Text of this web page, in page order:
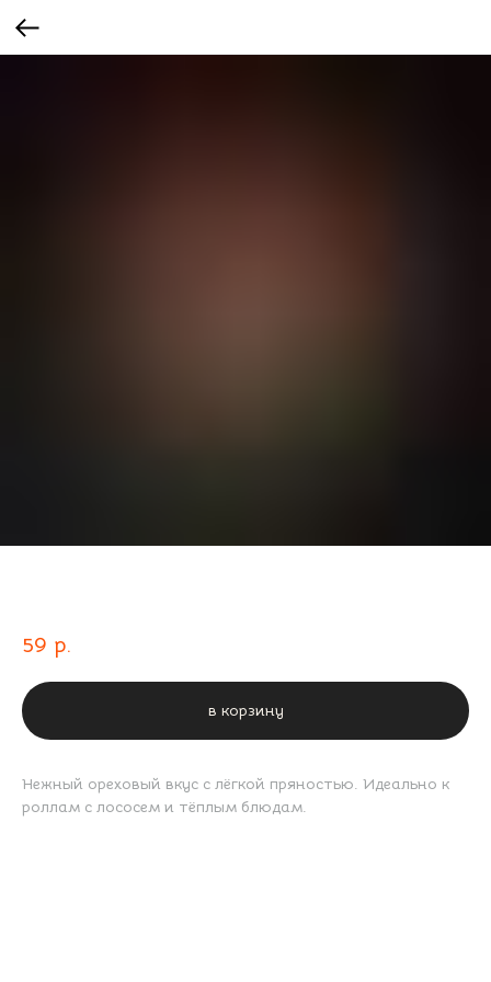
59 р.
в корзину
Нежный ореховый вкус с лёгкой пряностью. Идеально к
роллам с лососем и тёплым блюдам.